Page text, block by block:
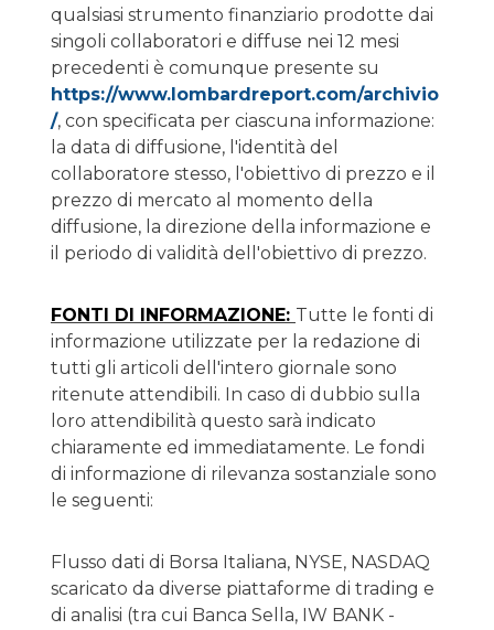
qualsiasi strumento finanziario prodotte dai
singoli collaboratori e diffuse nei 12 mesi
precedenti è comunque presente su
https://www.lombardreport.com/archivio
/, con specificata per ciascuna informazione:
la data di diffusione, l'identità del
collaboratore stesso, l'obiettivo di prezzo e il
prezzo di mercato al momento della
diffusione, la direzione della informazione e
il periodo di validità dell'obiettivo di prezzo.
FONTI DI INFORMAZIONE: Tutte le fonti di
informazione utilizzate per la redazione di
tutti gli articoli dell'intero giornale sono
ritenute attendibili. In caso di dubbio sulla
loro attendibilità questo sarà indicato
chiaramente ed immediatamente. Le fondi
di informazione di rilevanza sostanziale sono
le seguenti:
Flusso dati di Borsa Italiana, NYSE, NASDAQ
scaricato da diverse piattaforme di trading e
di analisi (tra cui Banca Sella, IW BANK -